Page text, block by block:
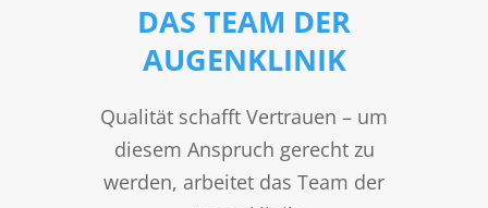
DAS TEAM DER
AUGENKLINIK
Qualität schafft Vertrauen – um
diesem Anspruch gerecht zu
werden, arbeitet das Team der